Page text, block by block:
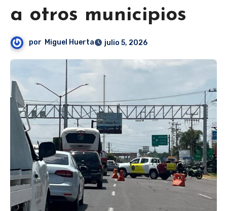
a otros municipios
por Miguel Huerta julio 5, 2026